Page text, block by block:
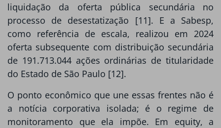
liquidação da oferta pública secundária no
processo de desestatização [11]. E a Sabesp,
como referência de escala, realizou em 2024
oferta subsequente com distribuição secundária
de 191.713.044 ações ordinárias de titularidade
do Estado de São Paulo [12].
O ponto econômico que une essas frentes não é
a notícia corporativa isolada; é o regime de
monitoramento que ela impõe. Em equity, a